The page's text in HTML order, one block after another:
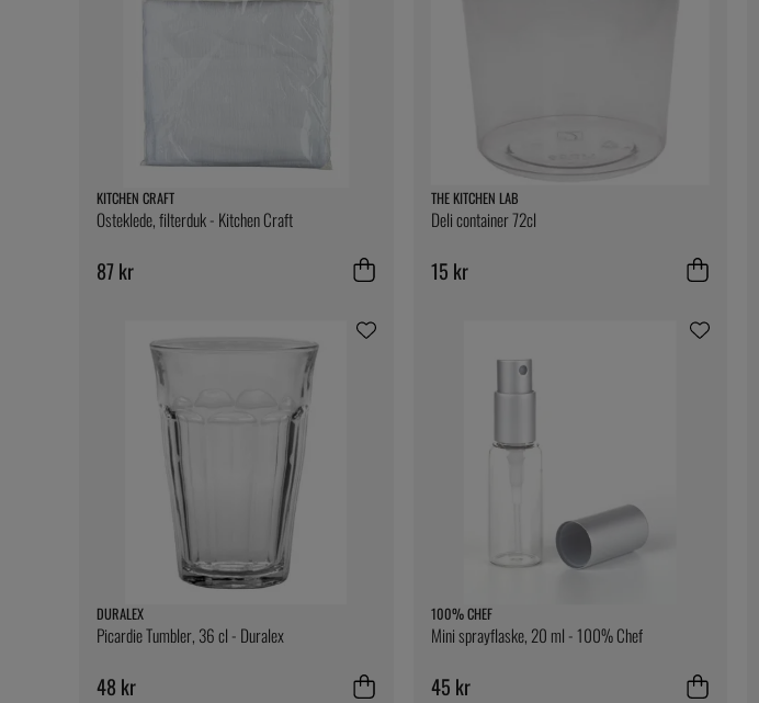
KITCHEN CRAFT
Osteklede, filterduk - Kitchen Craft
87 kr
THE KITCHEN LAB
Deli container 72cl
15 kr
DURALEX
Picardie Tumbler, 36 cl - Duralex
48 kr
100% CHEF
Mini sprayflaske, 20 ml - 100% Chef
45 kr